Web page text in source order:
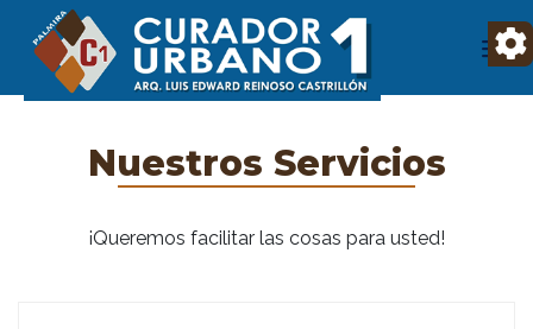
Nuestros Servicios
¡Queremos facilitar las cosas para usted!